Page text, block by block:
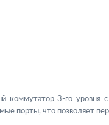
коммутатор 3-го уровня
порты, что позволяет